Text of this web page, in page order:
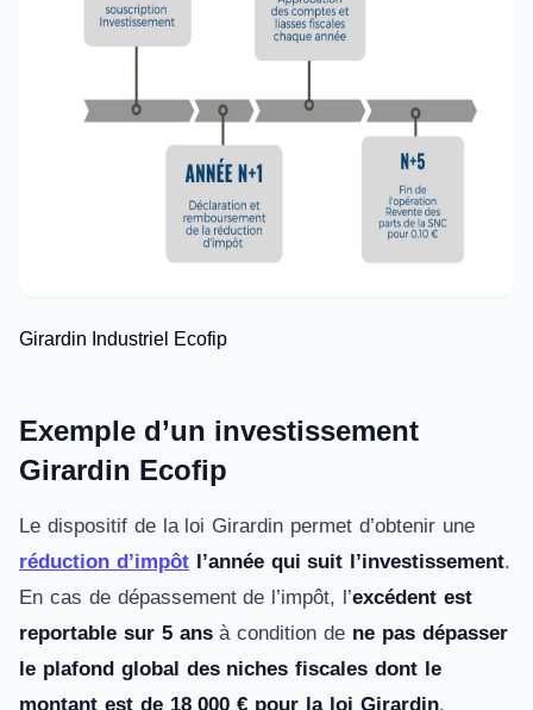
Girardin Industriel Ecofip
Exemple d’un investissement
Girardin Ecofip
Le dispositif de la loi Girardin permet d’obtenir une
réduction d’impôtl’année qui suit l’investissement.
En cas de dépassement de l’impôt, l’excédent est
reportable sur 5 ansà condition de ne pas dépasser
le plafond global des niches fiscales dont le
montant est de 18 000 € pour la loi Girardin.